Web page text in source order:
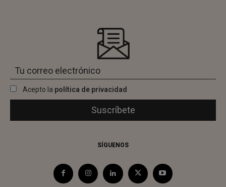
Acepto la política de privacidad
SÍGUENOS